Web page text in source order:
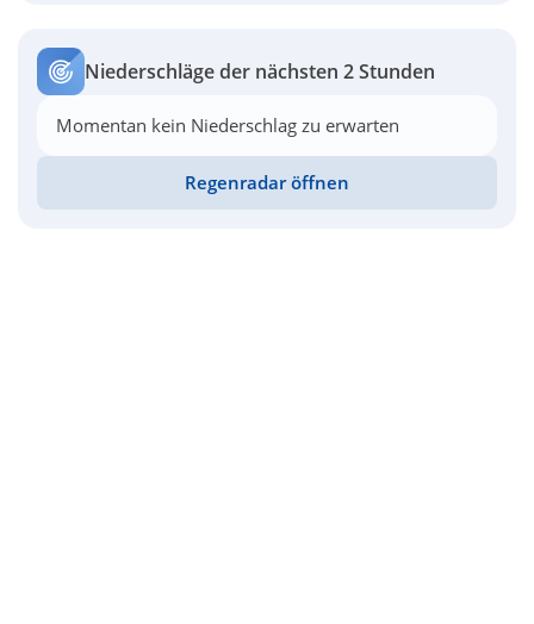
Niederschläge der nächsten 2 Stunden
Momentan kein Niederschlag zu erwarten
Regenradar öffnen